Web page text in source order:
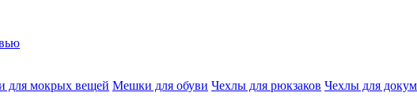
для мокрых вещей Мешки для обуви Чехлы для рюкзаков Чехлы для